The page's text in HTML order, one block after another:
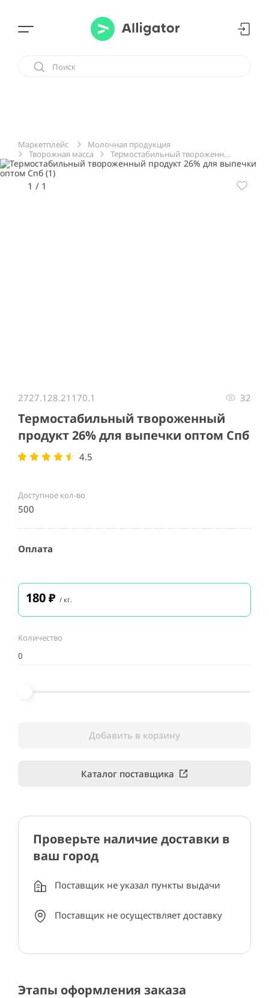
Маркетплейс
Молочная продукция
Творожная масса
Термостабильный твороженный продукт 26% для выпечки оптом Спб
1 / 1
2727.128.21170.1 32
Термостабильный твороженный
продукт 26% для выпечки оптом Спб
4.5
Доступное кол-во
500
Оплата
180₽ / кг.
Количество
Добавить в корзину
Каталог поставщика
Проверьте наличие доставки в
ваш город
Поставщик не указал пункты выдачи
Поставщик не осуществляет доставку
Этапы оформления заказа